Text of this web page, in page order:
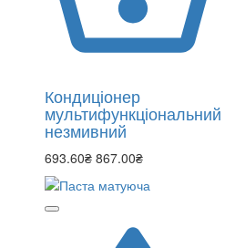
Кондиціонер
мультифункціональний
незмивний
693.60₴ 867.00₴